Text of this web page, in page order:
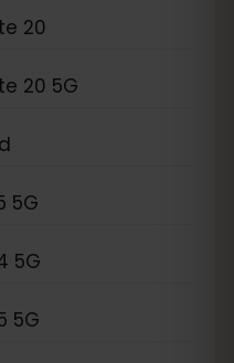
20
20 5G
5G
5G
5G